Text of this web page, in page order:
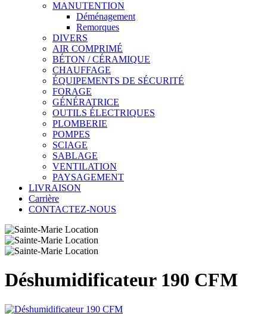
MANUTENTION
Déménagement
Remorques
DIVERS
AIR COMPRIMÉ
BÉTON / CÉRAMIQUE
CHAUFFAGE
ÉQUIPEMENTS DE SÉCURITÉ
FORAGE
GÉNÉRATRICE
OUTILS ÉLECTRIQUES
PLOMBERIE
POMPES
SCIAGE
SABLAGE
VENTILATION
PAYSAGEMENT
LIVRAISON
Carrière
CONTACTEZ-NOUS
Déshumidificateur 190 CFM